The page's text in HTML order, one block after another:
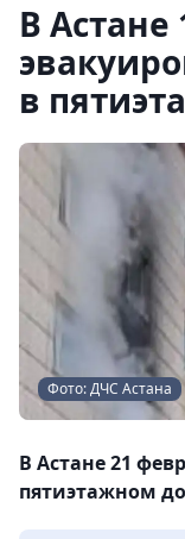
В Астане
в
Фото: ДЧС Астана
В Астане 21
пятиэтажном